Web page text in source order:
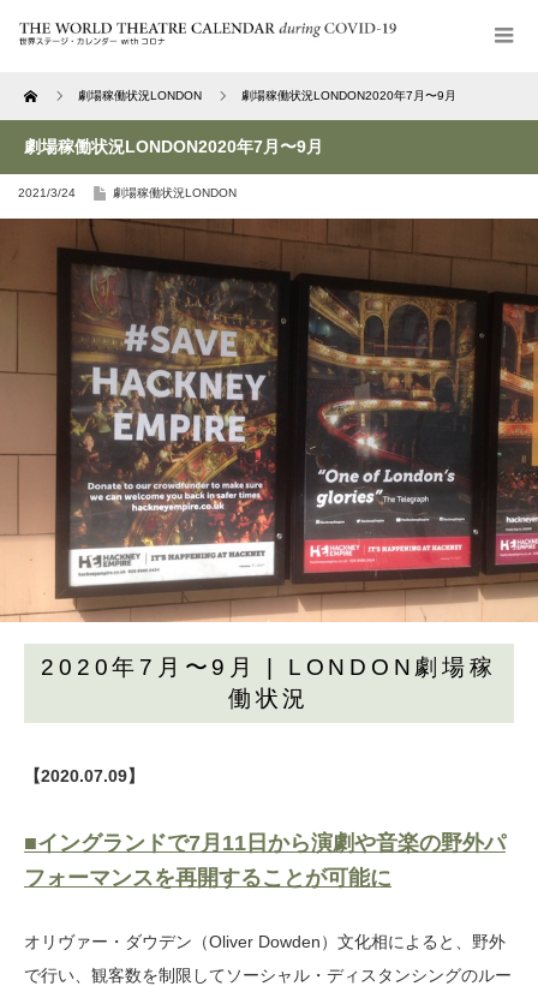
Home 劇場稼働状況LONDON 劇場稼働状況LONDON2020年7月〜9月
劇場稼働状況LONDON2020年7月〜9月
2021/3/24 劇場稼働状況LONDON
2020年7月〜9月 | LONDON劇場稼
働状況
【2020.07.09】
■イングランドで7月11日から演劇や音楽の野外パ
フォーマンスを再開することが可能に
オリヴァー・ダウデン（Oliver Dowden）文化相によると、野外
で行い、観客数を制限してソーシャル・ディスタンシングのルー